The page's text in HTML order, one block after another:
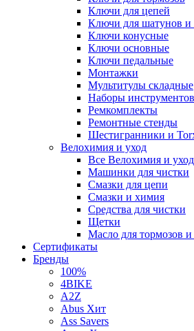
Ключи для цепей
Ключи для шатунов и
Ключи конусные
Ключи основные
Ключи педальные
Монтажки
Мультитулы складные
Наборы инструментов
Ремкомплекты
Ремонтные стенды
Шестигранники и
Велохимия и уход
Все Велохимия и уход
Машинки для чистки
Смазки для цепи
Смазки и химия
Средства для чистки
Щетки
Масло для тормозов
Сертификаты
Бренды
100%
4BIKE
A2Z
Abus Хит
Ass Savers